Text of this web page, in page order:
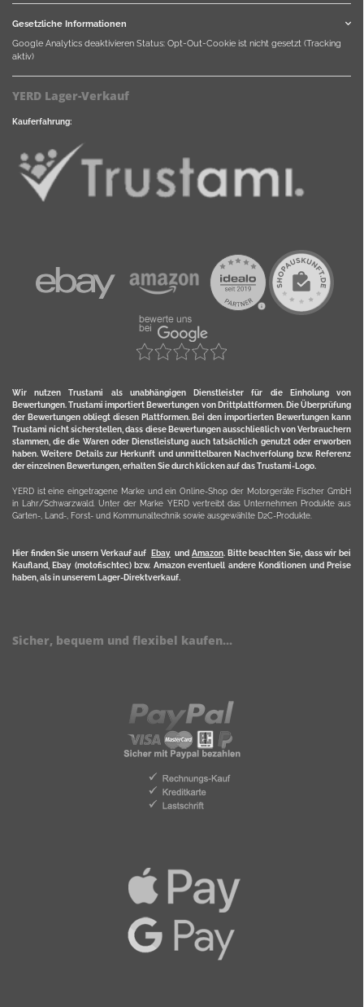
Gesetzliche Informationen
Google Analytics deaktivieren Status: Opt-Out-Cookie ist nicht gesetzt (Tracking
aktiv)
YERD Lager-Verkauf
Kauferfahrung:
Wir nutzen Trustami als unabhängigen Dienstleister für die Einholung von
Bewertungen. Trustami importiert Bewertungen von Drittplattformen. Die Überprüfung
der Bewertungen obliegt diesen Plattformen. Bei den importierten Bewertungen kann
Trustami nicht sicherstellen, dass diese Bewertungen ausschließlich von Verbrauchern
stammen, die die Waren oder Dienstleistung auch tatsächlich genutzt oder erworben
haben. Weitere Details zur Herkunft und unmittelbaren Nachverfolung bzw. Referenz
der einzelnen Bewertungen, erhalten Sie durch klicken auf das Trustami-Logo.
YERD ist eine eingetragene Marke und ein Online-Shop der Motorgeräte Fischer GmbH
in Lahr/Schwarzwald. Unter der Marke YERD vertreibt das Unternehmen Produkte aus
Garten-, Land-, Forst- und Kommunaltechnik sowie ausgewählte D2C-Produkte.
Hier finden Sie unsern Verkauf auf Ebayund Amazon. Bitte beachten Sie, dass wir bei
Kaufland, Ebay (motofischtec) bzw. Amazon eventuell andere Konditionen und Preise
haben, als in unserem Lager-Direktverkauf.
Sicher, bequem und flexibel kaufen...